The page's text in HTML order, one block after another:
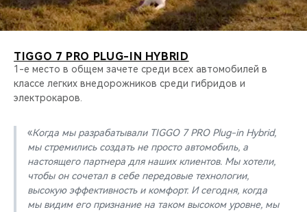
TIGGO 7 PRO PLUG-IN HYBRID
1-е место в общем зачете среди всех автомобилей в
классе легких внедорожников среди гибридов и
электрокаров.
«Когда мы разрабатывали TIGGO 7 PRO Plug-in Hybrid,
мы стремились создать не просто автомобиль, а
настоящего партнера для наших клиентов. Мы хотели,
чтобы он сочетал в себе передовые технологии,
высокую эффективность и комфорт. И сегодня, когда
мы видим его признание на таком высоком уровне, мы